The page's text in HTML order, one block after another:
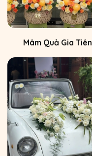
Mâm Quả Gia Tiên